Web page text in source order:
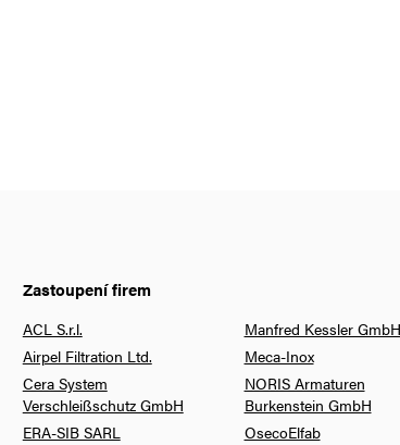
Zastoupení firem
ACL S.r.l.
Airpel Filtration Ltd.
Cera System
Verschleißschutz GmbH
ERA-SIB SARL
Manfred Kessler GmbH
Meca-Inox
NORIS Armaturen
Burkenstein GmbH
OsecoElfab